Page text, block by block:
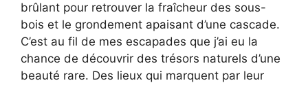
brûlant pour retrouver la fraîcheur des sous-
bois et le grondement apaisant d’une cascade.
C’est au fil de mes escapades que j’ai eu la
chance de découvrir des trésors naturels d’une
beauté rare. Des lieux qui marquent par leur